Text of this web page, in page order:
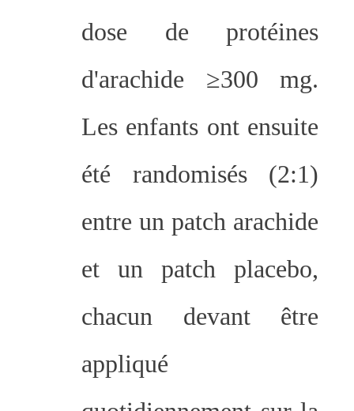
dose de protéines
d'arachide ≥300 mg.
Les enfants ont ensuite
été randomisés (2:1)
entre un patch arachide
et un patch placebo,
chacun devant être
appliqué